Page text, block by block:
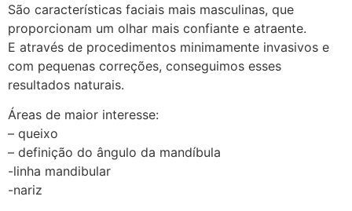
São características faciais mais masculinas, que
proporcionam um olhar mais confiante e atraente.
E através de procedimentos minimamente invasivos e
com pequenas correções, conseguimos esses
resultados naturais.
Áreas de maior interesse:
– queixo
– definição do ângulo da mandíbula
-linha mandibular
-nariz